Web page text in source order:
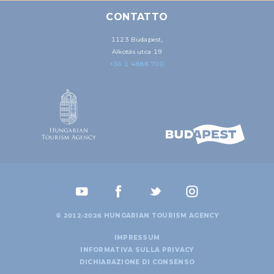
provided to them or that they’ve collected from your use
CONTATTO
1123 Budapest,
Alkotás utca 19
+36 1 4888 700
© 2012-2026 HUNGARIAN TOURISM AGENCY
IMPRESSUM
INFORMATIVA SULLA PRIVACY
DICHIARAZIONE DI CONSENSO